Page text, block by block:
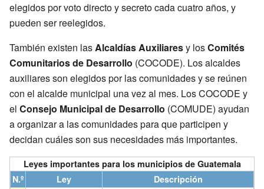
elegidos por voto directo y secreto cada cuatro años, y
pueden ser reelegidos.
También existen lasAlcaldías Auxiliaresy losComités
Comunitarios de Desarrollo (COCODE). Los alcaldes
auxiliares son elegidos por las comunidades y se reúnen
con el alcalde municipal una vez al mes. Los COCODE y
el Consejo Municipal de Desarrollo (COMUDE) ayudan
a organizar a las comunidades para que participen y
decidan cuáles son sus necesidades más importantes.
Leyes importantes para los municipios de Guatemala
N.º
Ley Descripción